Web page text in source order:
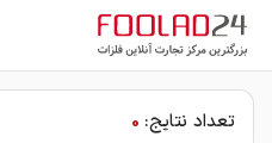
تعداد نتایج: 0